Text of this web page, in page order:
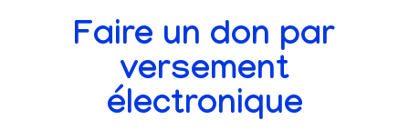
Faire un don par
versement
électronique